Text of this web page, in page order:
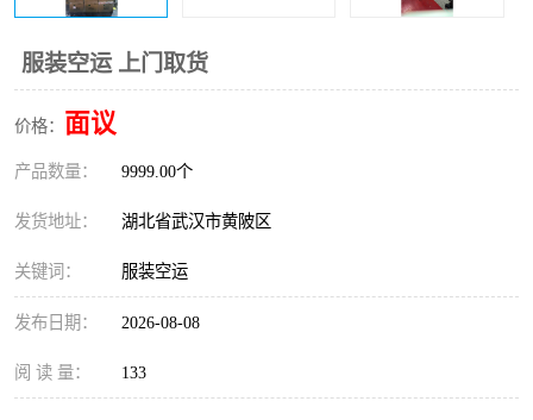
服装空运 上门取货
价格： 面议
产品数量： 9999.00个
发货地址： 湖北省武汉市黄陂区
关键词： 服装空运
发布日期： 2026-08-08
阅 读 量： 133